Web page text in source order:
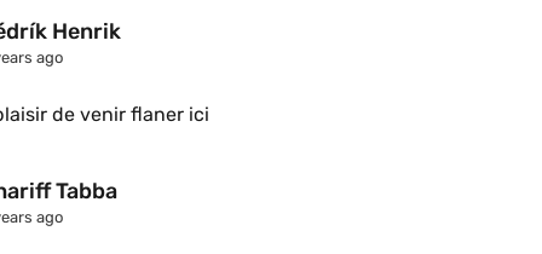
plus de détail une fois la page Google à jour. Pour le moment,
la nouvelle version du café.
Henrik
ago
Tabba
ago